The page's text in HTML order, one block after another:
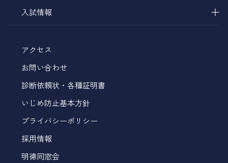
入試情報 ＋
アクセス
お問い合わせ
診断依頼状・各種証明書
いじめ防止基本方針
プライバシーポリシー
採用情報
明徳同窓会